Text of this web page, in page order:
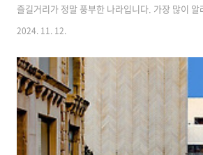
즐길거리가 정말 풍부한 나라입니다. 가장 많이
마드리드와 가우디의 도시 바르셀로나 외에도 북부
말 셀 수도 없이 많습니다. 그중에서 대도시와 함
도시, 가볼 만한 휴양지와 섬을 정리해 보았습니
스페인 여행계획을 세우는 도움이 되었으면 합니
바르셀로나2. 바르셀로나 근교, 몬세라도3. 스페
마드리드 근교, 세고비아5. 알람브라 궁전의 도시,
2024. 11. 12.